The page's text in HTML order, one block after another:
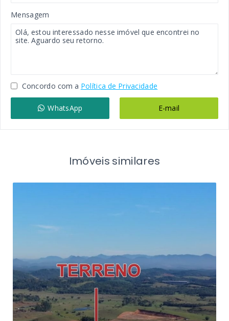
Mensagem
Concordo com a Política de Privacidade
WhatsApp E-mail
Imóveis similares